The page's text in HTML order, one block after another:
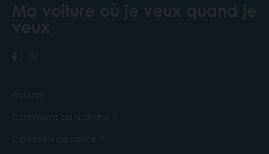
Ma voiture où je veux quand je
veux
Accueil
Comment ça marche ?
Combien ça coûte ?